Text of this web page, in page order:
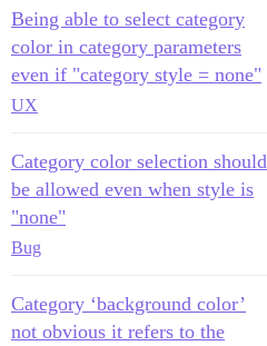
Being able to select category
color in category parameters
even if "category style = none"
UX
Category color selection should
be allowed even when style is
"none"
Bug
Category ‘background color’
not obvious it refers to the